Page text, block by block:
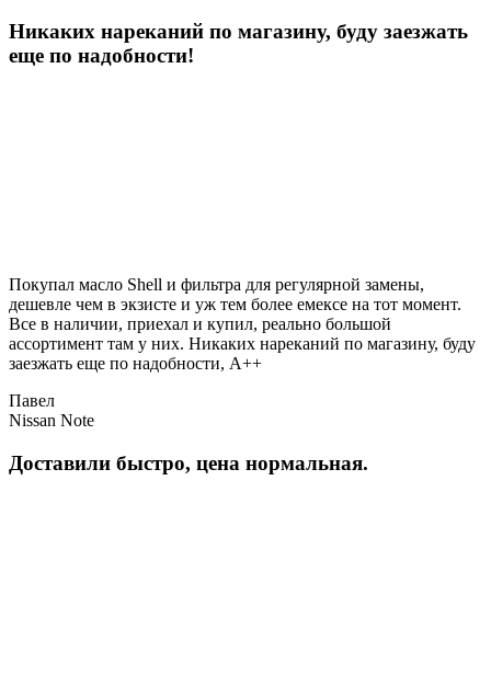
Никаких нареканий по магазину, буду заезжать
еще по надобности!
Покупал масло Shell и фильтра для регулярной замены,
дешевле чем в экзисте и уж тем более емексе на тот момент.
Все в наличии, приехал и купил, реально большой
ассортимент там у них. Никаких нареканий по магазину, буду
заезжать еще по надобности, A++
Павел
Nissan Note
Доставили быстро, цена нормальная.